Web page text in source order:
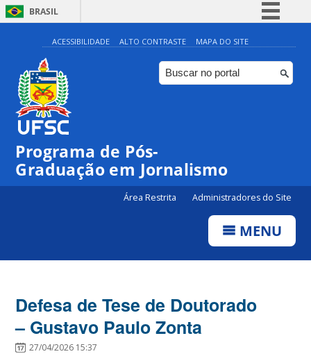
BRASIL
Simplifique!
Comunica BR
Participe
ACESSIBILIDADE ALTO CONTRASTE MAPA DO SITE
Programa de Pós-
Graduação em Jornalismo
Área Restrita Administradores do Site
MENU
Defesa de Tese de Doutorado
– Gustavo Paulo Zonta
27/04/2026 15:37